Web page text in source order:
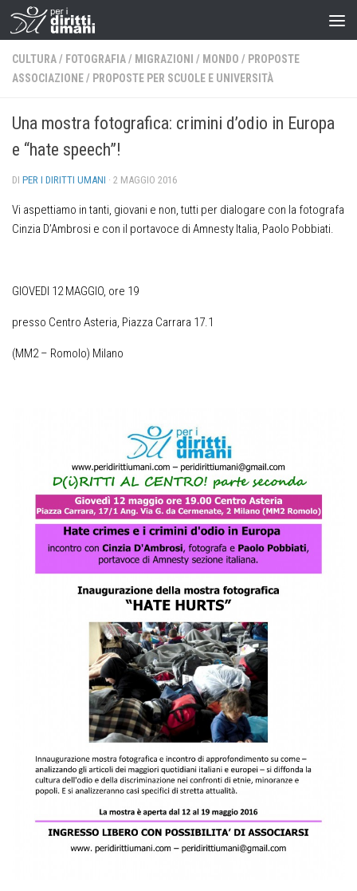
CULTURA/ FOTOGRAFIA/ MIGRAZIONI / MONDO / PROPOSTE
ASSOCIAZIONE/ PROPOSTE PER SCUOLE E UNIVERSITÀ
Una mostra fotografica: crimini d’odio in Europa
e “hate speech”!
DI PER I DIRITTI UMANI · 2 MAGGIO 2016
Vi aspettiamo in tanti, giovani e non, tutti per dialogare con la fotografa
Cinzia D’Ambrosi e con il portavoce di Amnesty Italia, Paolo Pobbiati.
GIOVEDI 12 MAGGIO, ore 19
presso Centro Asteria, Piazza Carrara 17.1
(MM2 – Romolo) Milano